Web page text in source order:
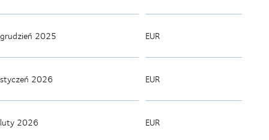
grudzień 2025 EUR
styczeń 2026 EUR
luty 2026 EUR